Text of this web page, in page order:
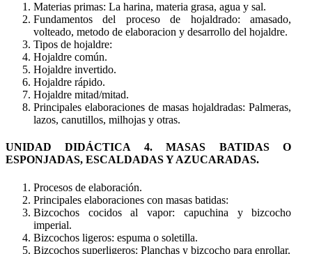
Materias primas: La harina, materia grasa, agua y sal.
Fundamentos del proceso de hojaldrado: amasado,
volteado, metodo de elaboracion y desarrollo del hojaldre.
Tipos de hojaldre:
Hojaldre común.
Hojaldre invertido.
Hojaldre rápido.
Hojaldre mitad/mitad.
Principales elaboraciones de masas hojaldradas: Palmeras,
lazos, canutillos, milhojas y otras.
UNIDAD DIDÁCTICA 4. MASAS BATIDAS O
ESPONJADAS, ESCALDADAS Y AZUCARADAS.
Procesos de elaboración.
Principales elaboraciones con masas batidas:
Bizcochos cocidos al vapor: capuchina y bizcocho
imperial.
Bizcochos ligeros: espuma o soletilla.
Bizcochos superligeros: Planchas y bizcocho para enrollar.